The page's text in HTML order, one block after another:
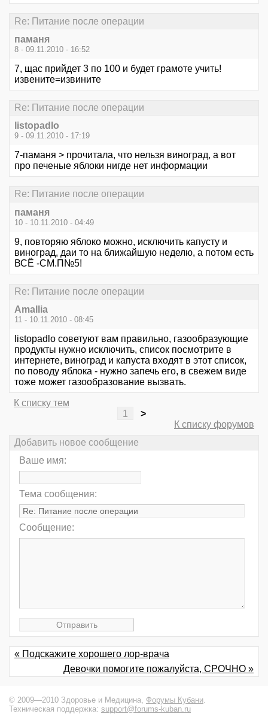
Re: Питание после операции
паманя
8 - 09.11.2010 - 16:52
7, щас прийдет 3 по 100 и будет грамоте учить!
извените=извините
Re: Питание после операции
listopadlo
9 - 09.11.2010 - 17:19
7-паманя > прочитала, что нельзя виноград, а вот
про печеные яблоки нигде нет информации
Re: Питание после операции
паманя
10 - 10.11.2010 - 04:49
9, повторяю яблоко можно, исключить капусту и
виноград, даи то на ближайшую неделю, а потом есть
ВСЁ -СМ.П№5!
Re: Питание после операции
Amallia
11 - 10.11.2010 - 08:45
listopadlo советуют вам правильно, газообразующие
продукты нужно исключить, список посмотрите в
интернете, виноград и капуста входят в этот список,
по поводу яблока - нужно запечь его, в свежем виде
тоже может газообразование вызвать.
К списку тем
1
>
К списку форумов
Добавить новое сообщение
Ваше имя:
Тема сообщения:
Сообщение:
« Подскажите хорошего лор-врача
Девочки помогите пожалуйста, СРОЧНО »
© 2009—2010 Здоровье и Медицина, Форумы Кубани.
Техническая поддержка: support@forums-kuban.ru